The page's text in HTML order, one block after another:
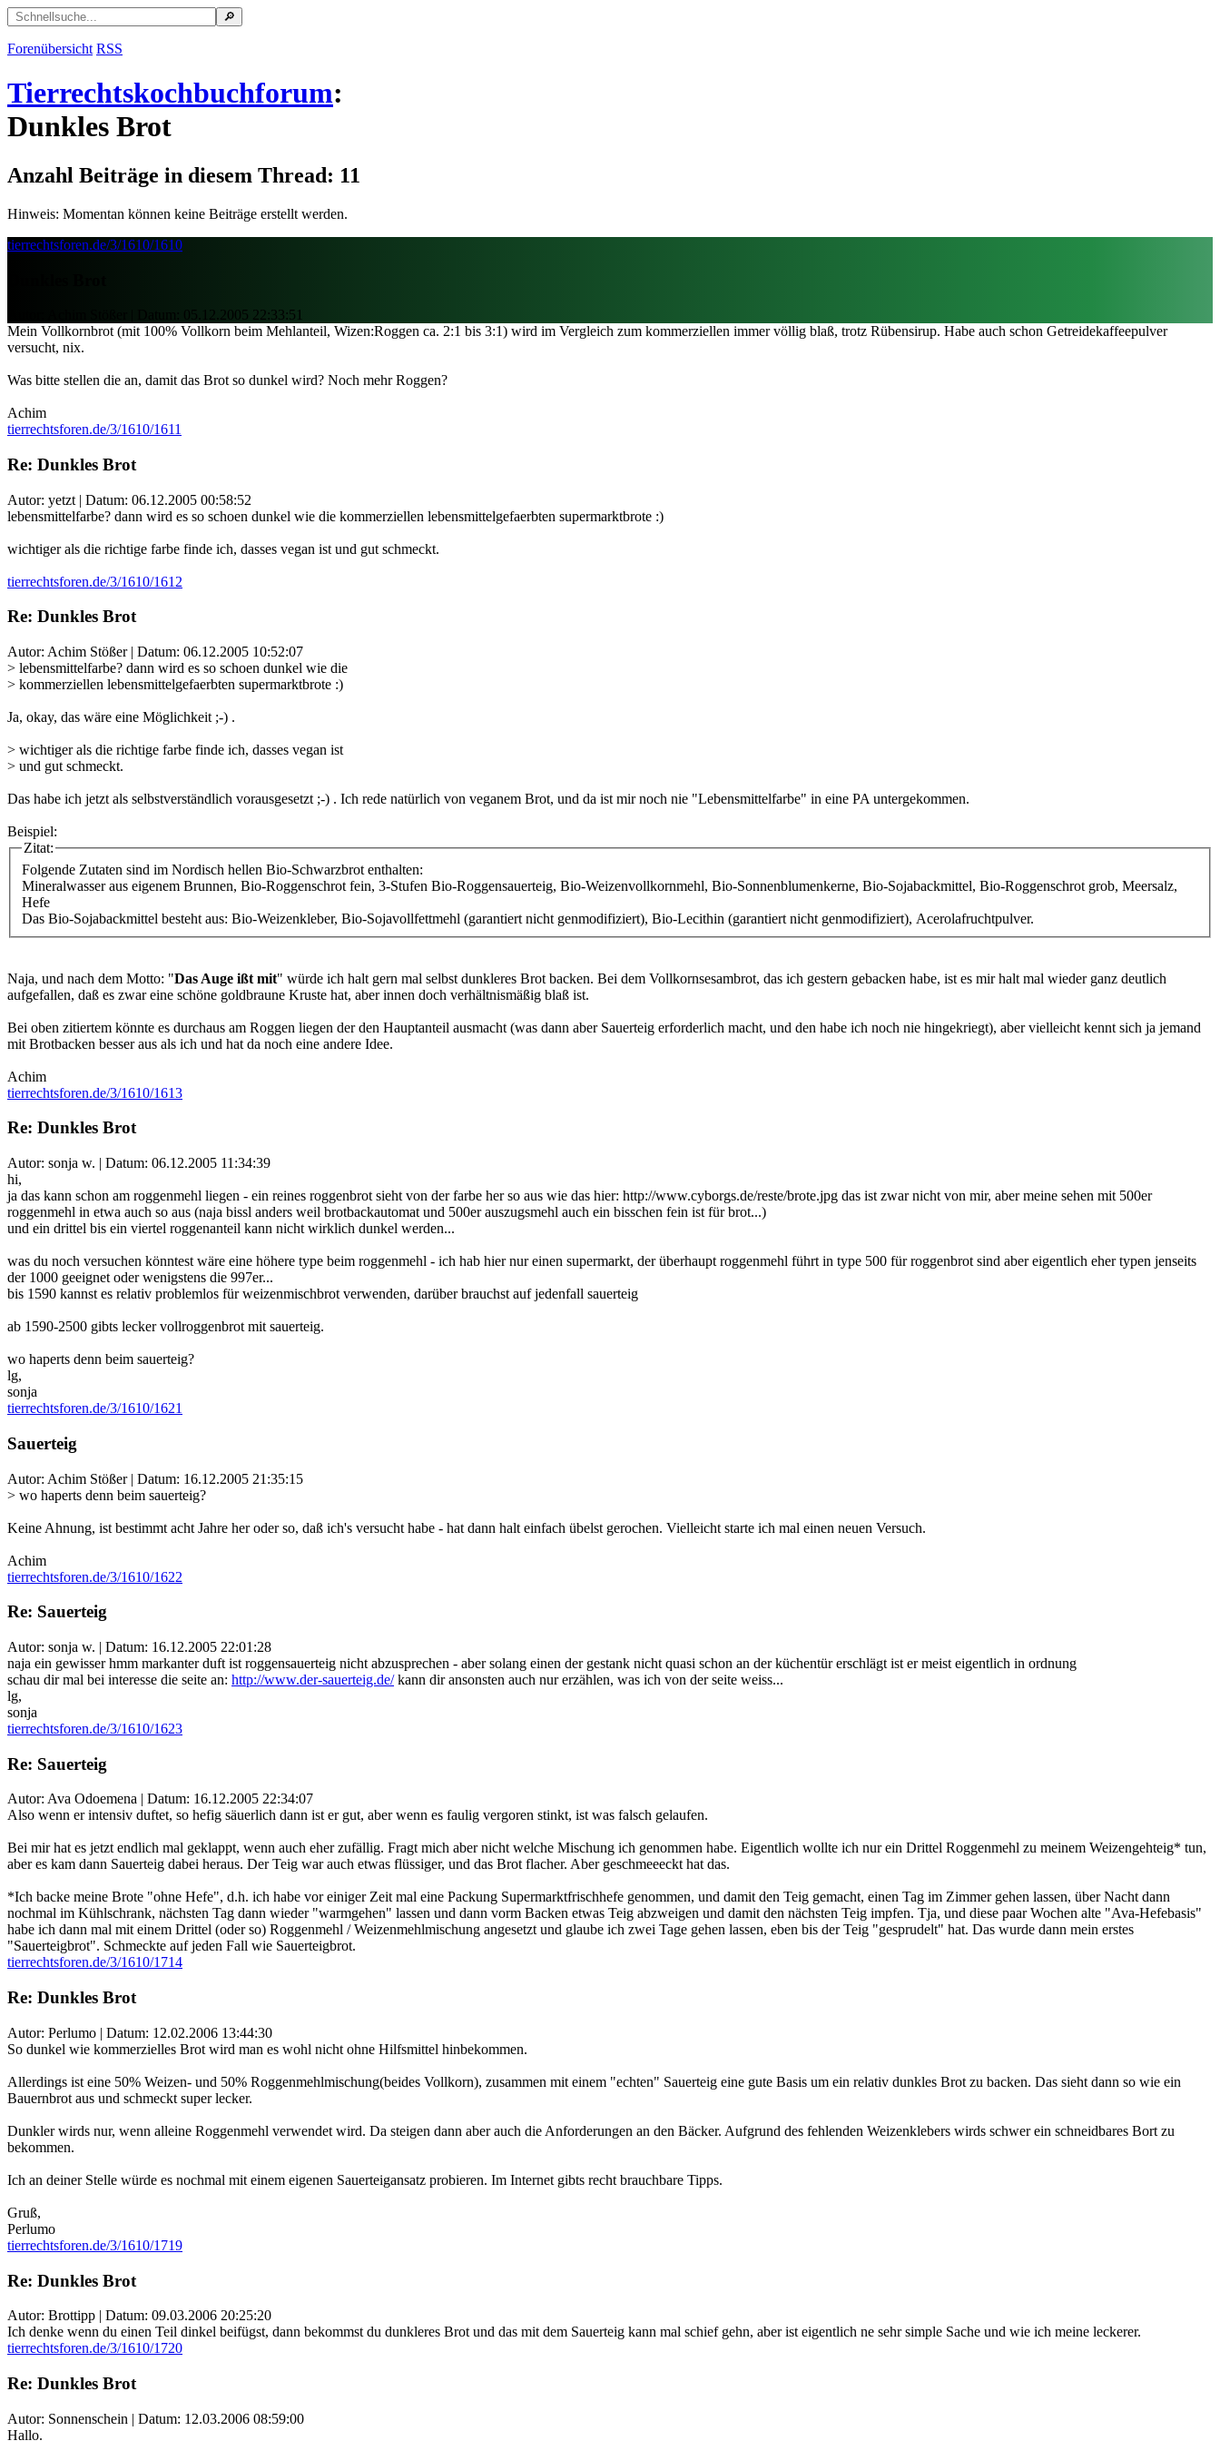
Forenübersicht RSS
Tierrechtskochbuchforum:
Dunkles Brot
Anzahl Beiträge in diesem Thread: 11
Hinweis: Momentan können keine Beiträge erstellt werden.
tierrechtsforen.de/3/1610/1610
05.12.2005 22:33:51
Mein Vollkornbrot (mit 100% Vollkorn beim Mehlanteil, Wizen:Roggen ca. 2:1 bis 3:1) wird im Vergleich zum kommerziellen immer völlig blaß, trotz Rübensirup. Habe auch schon Getreidekaffeepulver
versucht, nix.
Was bitte stellen die an, damit das Brot so dunkel wird? Noch mehr Roggen?
Achim
tierrechtsforen.de/3/1610/1611
Re: Dunkles Brot
Autor: yetzt | Datum: 06.12.2005 00:58:52
lebensmittelfarbe? dann wird es so schoen dunkel wie die kommerziellen lebensmittelgefaerbten supermarktbrote :)
wichtiger als die richtige farbe finde ich, dasses vegan ist und gut schmeckt.
tierrechtsforen.de/3/1610/1612
Re: Dunkles Brot
Autor: Achim Stößer | Datum: 06.12.2005 10:52:07
> lebensmittelfarbe? dann wird es so schoen dunkel wie die
> kommerziellen lebensmittelgefaerbten supermarktbrote :)
Ja, okay, das wäre eine Möglichkeit ;-) .
> wichtiger als die richtige farbe finde ich, dasses vegan ist
> und gut schmeckt.
Das habe ich jetzt als selbstverständlich vorausgesetzt ;-) . Ich rede natürlich von veganem Brot, und da ist mir noch nie "Lebensmittelfarbe" in eine PA untergekommen.
Beispiel:
Zitat:
Folgende Zutaten sind im Nordisch hellen Bio-Schwarzbrot enthalten:
Mineralwasser aus eigenem Brunnen, Bio-Roggenschrot fein, 3-Stufen Bio-Roggensauerteig, Bio-Weizenvollkornmehl, Bio-Sonnenblumenkerne, Bio-Sojabackmittel, Bio-Roggenschrot grob, Meersalz,
Hefe
Das Bio-Sojabackmittel besteht aus: Bio-Weizenkleber, Bio-Sojavollfettmehl (garantiert nicht genmodifiziert), Bio-Lecithin (garantiert nicht genmodifiziert), Acerolafruchtpulver.
Naja, und nach dem Motto: "Das Auge ißt mit" würde ich halt gern mal selbst dunkleres Brot backen. Bei dem Vollkornsesambrot, das ich gestern gebacken habe, ist es mir halt mal wieder ganz deutlich
aufgefallen, daß es zwar eine schöne goldbraune Kruste hat, aber innen doch verhältnismäßig blaß ist.
Bei oben zitiertem könnte es durchaus am Roggen liegen der den Hauptanteil ausmacht (was dann aber Sauerteig erforderlich macht, und den habe ich noch nie hingekriegt), aber vielleicht kennt sich ja jemand
mit Brotbacken besser aus als ich und hat da noch eine andere Idee.
Achim
tierrechtsforen.de/3/1610/1613
Re: Dunkles Brot
Autor: sonja w. | Datum: 06.12.2005 11:34:39
hi,
ja das kann schon am roggenmehl liegen - ein reines roggenbrot sieht von der farbe her so aus wie das hier: http://www.cyborgs.de/reste/brote.jpg das ist zwar nicht von mir, aber meine sehen mit 500er
roggenmehl in etwa auch so aus (naja bissl anders weil brotbackautomat und 500er auszugsmehl auch ein bisschen fein ist für brot...)
und ein drittel bis ein viertel roggenanteil kann nicht wirklich dunkel werden...
was du noch versuchen könntest wäre eine höhere type beim roggenmehl - ich hab hier nur einen supermarkt, der überhaupt roggenmehl führt in type 500 für roggenbrot sind aber eigentlich eher typen jenseits
der 1000 geeignet oder wenigstens die 997er...
bis 1590 kannst es relativ problemlos für weizenmischbrot verwenden, darüber brauchst auf jedenfall sauerteig
ab 1590-2500 gibts lecker vollroggenbrot mit sauerteig.
wo haperts denn beim sauerteig?
lg,
sonja
tierrechtsforen.de/3/1610/1621
Sauerteig
Autor: Achim Stößer | Datum: 16.12.2005 21:35:15
> wo haperts denn beim sauerteig?
Keine Ahnung, ist bestimmt acht Jahre her oder so, daß ich's versucht habe - hat dann halt einfach übelst gerochen. Vielleicht starte ich mal einen neuen Versuch.
Achim
tierrechtsforen.de/3/1610/1622
Re: Sauerteig
Autor: sonja w. | Datum: 16.12.2005 22:01:28
naja ein gewisser hmm markanter duft ist roggensauerteig nicht abzusprechen - aber solang einen der gestank nicht quasi schon an der küchentür erschlägt ist er meist eigentlich in ordnung
schau dir mal bei interesse die seite an: http://www.der-sauerteig.de/kann dir ansonsten auch nur erzählen, was ich von der seite weiss...
lg,
sonja
tierrechtsforen.de/3/1610/1623
Re: Sauerteig
Autor: Ava Odoemena | Datum: 16.12.2005 22:34:07
Also wenn er intensiv duftet, so hefig säuerlich dann ist er gut, aber wenn es faulig vergoren stinkt, ist was falsch gelaufen.
Bei mir hat es jetzt endlich mal geklappt, wenn auch eher zufällig. Fragt mich aber nicht welche Mischung ich genommen habe. Eigentlich wollte ich nur ein Drittel Roggenmehl zu meinem Weizengehteig* tun,
aber es kam dann Sauerteig dabei heraus. Der Teig war auch etwas flüssiger, und das Brot flacher. Aber geschmeeeckt hat das.
*Ich backe meine Brote "ohne Hefe", d.h. ich habe vor einiger Zeit mal eine Packung Supermarktfrischhefe genommen, und damit den Teig gemacht, einen Tag im Zimmer gehen lassen, über Nacht dann
nochmal im Kühlschrank, nächsten Tag dann wieder "warmgehen" lassen und dann vorm Backen etwas Teig abzweigen und damit den nächsten Teig impfen. Tja, und diese paar Wochen alte "Ava-Hefebasis"
habe ich dann mal mit einem Drittel (oder so) Roggenmehl / Weizenmehlmischung angesetzt und glaube ich zwei Tage gehen lassen, eben bis der Teig "gesprudelt" hat. Das wurde dann mein erstes
"Sauerteigbrot". Schmeckte auf jeden Fall wie Sauerteigbrot.
tierrechtsforen.de/3/1610/1714
Re: Dunkles Brot
Autor: Perlumo | Datum: 12.02.2006 13:44:30
So dunkel wie kommerzielles Brot wird man es wohl nicht ohne Hilfsmittel hinbekommen.
Allerdings ist eine 50% Weizen- und 50% Roggenmehlmischung(beides Vollkorn), zusammen mit einem "echten" Sauerteig eine gute Basis um ein relativ dunkles Brot zu backen. Das sieht dann so wie ein
Bauernbrot aus und schmeckt super lecker.
Dunkler wirds nur, wenn alleine Roggenmehl verwendet wird. Da steigen dann aber auch die Anforderungen an den Bäcker. Aufgrund des fehlenden Weizenklebers wirds schwer ein schneidbares Bort zu
bekommen.
Ich an deiner Stelle würde es nochmal mit einem eigenen Sauerteigansatz probieren. Im Internet gibts recht brauchbare Tipps.
Gruß,
Perlumo
tierrechtsforen.de/3/1610/1719
Re: Dunkles Brot
Autor: Brottipp | Datum: 09.03.2006 20:25:20
Ich denke wenn du einen Teil dinkel beifügst, dann bekommst du dunkleres Brot und das mit dem Sauerteig kann mal schief gehn, aber ist eigentlich ne sehr simple Sache und wie ich meine leckerer.
tierrechtsforen.de/3/1610/1720
Re: Dunkles Brot
Autor: Sonnenschein | Datum: 12.03.2006 08:59:00
Hallo.